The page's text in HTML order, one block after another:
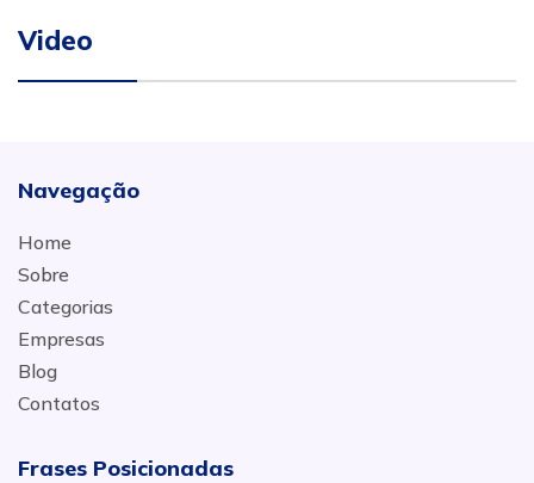
Video
Navegação
Home
Sobre
Categorias
Empresas
Blog
Contatos
Frases Posicionadas